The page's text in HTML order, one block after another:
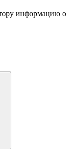
информацию о